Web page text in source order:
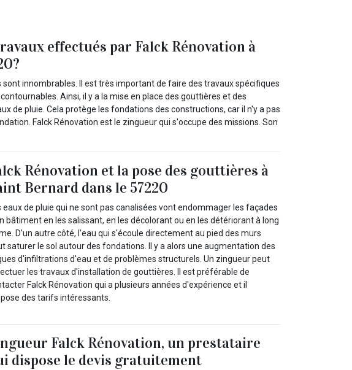
effectués par Falck Rénovation à
innombrables. Il est très important de faire des travaux spécifiques
Ainsi, il y a la mise en place des gouttières et des
de pluie. Cela protège les fondations des constructions, car il n'y a pas
Falck Rénovation est le zingueur qui s'occupe des missions. Son
Rénovation et la pose des gouttières à
Bernard dans le 57220
eaux de pluie qui ne sont pas canalisées vont endommager les façades
bâtiment en les salissant, en les décolorant ou en les détériorant à long
D'un autre côté, l'eau qui s'écoule directement au pied des murs
saturer le sol autour des fondations. Il y a alors une augmentation des
d'infiltrations d'eau et de problèmes structurels. Un zingueur peut
les travaux d'installation de gouttières. Il est préférable de
Falck Rénovation qui a plusieurs années d'expérience et il
des tarifs intéressants.
Falck Rénovation, un prestataire
dispose le devis gratuitement